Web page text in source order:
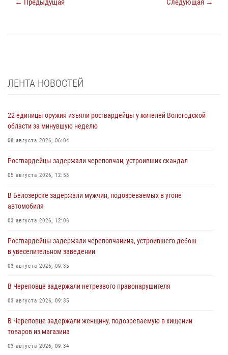
← Предыдущая Следующая →
ЛЕНТА НОВОСТЕЙ
22 единицы оружия изъяли росгвардейцы у жителей Вологодской
области за минувшую неделю
08 августа 2026, 06:04
Росгвардейцы задержали череповчан, устроивших скандал
05 августа 2026, 12:53
В Белозерске задержали мужчин, подозреваемых в угоне
автомобиля
03 августа 2026, 12:06
Росгвардейцы задержали череповчанина, устроившего дебош
в увеселительном заведении
03 августа 2026, 09:35
В Череповце задержали нетрезвого правонарушителя
03 августа 2026, 09:35
В Череповце задержали женщину, подозреваемую в хищении
товаров из магазина
03 августа 2026, 09:34